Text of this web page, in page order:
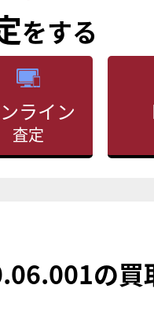
をする
ライン
査定
の買